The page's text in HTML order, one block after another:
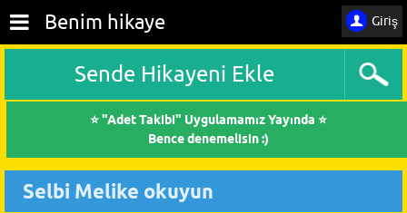
Giriş
Benim hikaye
Sende Hikayeni Ekle
⭐ "Adet Takibi" Uygulamamız Yayında ⭐
Bence denemelisin :)
Selbi Melike okuyun